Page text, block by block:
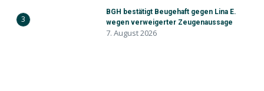
3
BGH bestätigt Beugehaft gegen Lina E.
wegen verweigerter Zeugenaussage
7. August 2026